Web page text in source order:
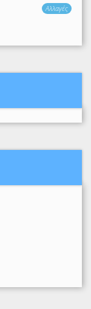
Αλλαγές